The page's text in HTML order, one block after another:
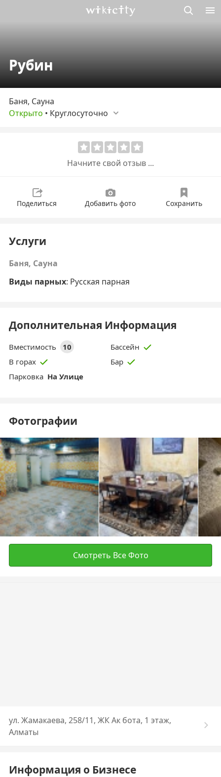
Рубин
Баня, Сауна
Открыто • Круглосуточно
Начните свой отзыв ...
Поделиться Добавить фото Сохранить
Услуги
Баня, Сауна
Виды парных: Русская парная
Дополнительная Информация
Вместимость 10
Бассейн
В горах
Бар
Парковка На Улице
Фотографии
Смотреть Все Фото
ул. Жамакаева, 258/11, ЖК Ак бота, 1 этаж,
Алматы
Информация о Бизнесе